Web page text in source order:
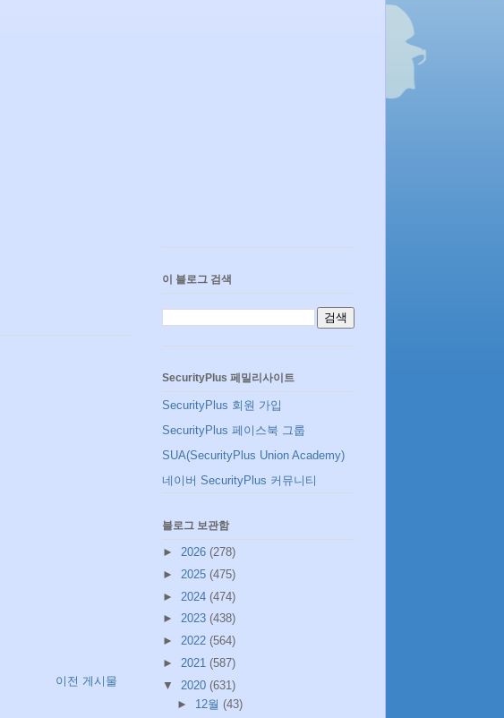
이전 게시물
이 블로그 검색
SecurityPlus 페밀리사이트
SecurityPlus 회원 가입
SecurityPlus 페이스북 그룹
SUA(SecurityPlus Union Academy)
네이버 SecurityPlus 커뮤니티
블로그 보관함
► 2026 (278)
► 2025 (475)
► 2024 (474)
► 2023 (438)
► 2022 (564)
► 2021 (587)
▼ 2020 (631)
► 12월 (43)